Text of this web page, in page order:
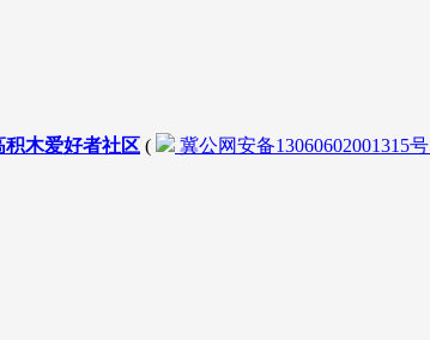
木爱好者社区 ( 冀公网安备13060602001315号